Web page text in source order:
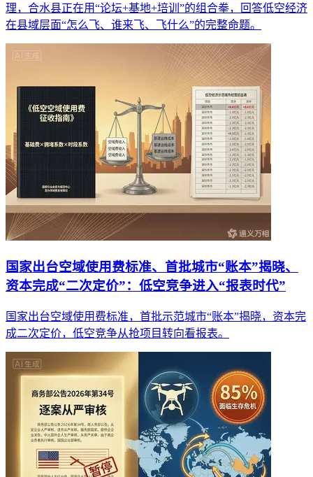
理，合水县正在用“论坛+基地+培训”的组合拳，回答低空经济
在县域层面“怎么飞、谁来飞、飞什么”的完整命题。
国家出台空域使用费标准、首批城市“账本”揭晓、
资本完成“二次定价”：低空竞争进入“报表时代”
国家出台空域使用费标准，首批示范城市“账本”揭晓，资本完
成二次定价，低空竞争从抢项目转向看报表。